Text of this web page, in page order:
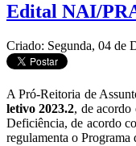
Edital NAI/
Criado: Segunda, 04 de
A Pró-Reitoria de
letivo 2023.2, de
Deficiência, de acordo
regulamenta o